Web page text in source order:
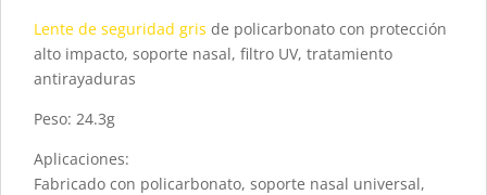
Lente de seguridad gris de policarbonato con protección
alto impacto, soporte nasal, filtro UV, tratamiento
antirayaduras
Peso: 24.3g
Aplicaciones:
Fabricado con policarbonato, soporte nasal universal,